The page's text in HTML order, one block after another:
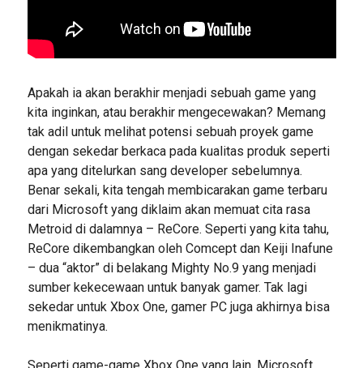
Apakah ia akan berakhir menjadi sebuah game yang
kita inginkan, atau berakhir mengecewakan? Memang
tak adil untuk melihat potensi sebuah proyek game
dengan sekedar berkaca pada kualitas produk seperti
apa yang ditelurkan sang developer sebelumnya.
Benar sekali, kita tengah membicarakan game terbaru
dari Microsoft yang diklaim akan memuat cita rasa
Metroid di dalamnya – ReCore. Seperti yang kita tahu,
ReCore dikembangkan oleh Comcept dan Keiji Inafune
– dua “aktor” di belakang Mighty No.9 yang menjadi
sumber kekecewaan untuk banyak gamer. Tak lagi
sekedar untuk Xbox One, gamer PC juga akhirnya bisa
menikmatinya.